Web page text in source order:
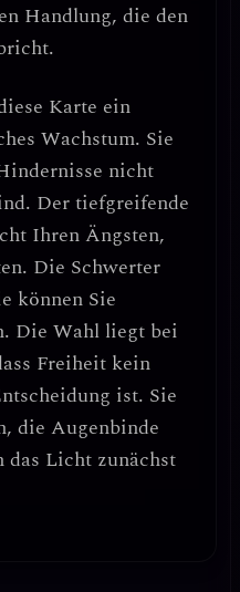
Handlung, die den
Karte ein
Wachstum. Sie
nicht
Der tiefgreifende
Ihren Ängsten,
Die Schwerter
können Sie
Die Wahl liegt bei
Freiheit kein
ist. Sie
die Augenbinde
das Licht zunächst